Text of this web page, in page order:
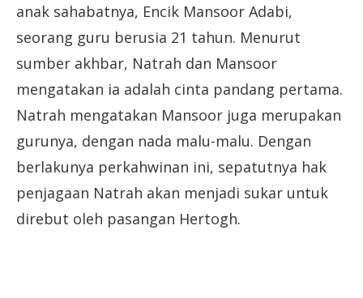
anak sahabatnya, Encik Mansoor Adabi,
seorang guru berusia 21 tahun. Menurut
sumber akhbar, Natrah dan Mansoor
mengatakan ia adalah cinta pandang pertama.
Natrah mengatakan Mansoor juga merupakan
gurunya, dengan nada malu-malu. Dengan
berlakunya perkahwinan ini, sepatutnya hak
penjagaan Natrah akan menjadi sukar untuk
direbut oleh pasangan Hertogh.